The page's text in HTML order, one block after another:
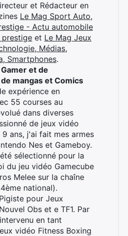
et Rédacteur en
Le Mag Sport Auto,
- Actu automobile
prestige et Le Mag Jeux
Médias,
Smartphones.
et de
mangas et Comics
expérience en
55 courses au
dans diverses
de jeux vidéo
ans, j'ai fait mes armes
Nes et Gameboy.
sélectionné pour la
du jeu vidéo Gamecube
Melee sur la chaîne
national).
pour Jeux
Obs et e TF1. Par
en tant
vidéo Fitness Boxing